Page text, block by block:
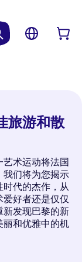
旅游和散
术运动将法国
我们将为您揭示
代的杰作，从
好者还是仅仅
新发现巴黎的新
丽和优雅中的机